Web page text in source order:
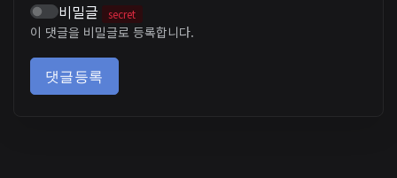
비밀글 secret
이 댓글을 비밀글로 등록합니다.
댓글등록